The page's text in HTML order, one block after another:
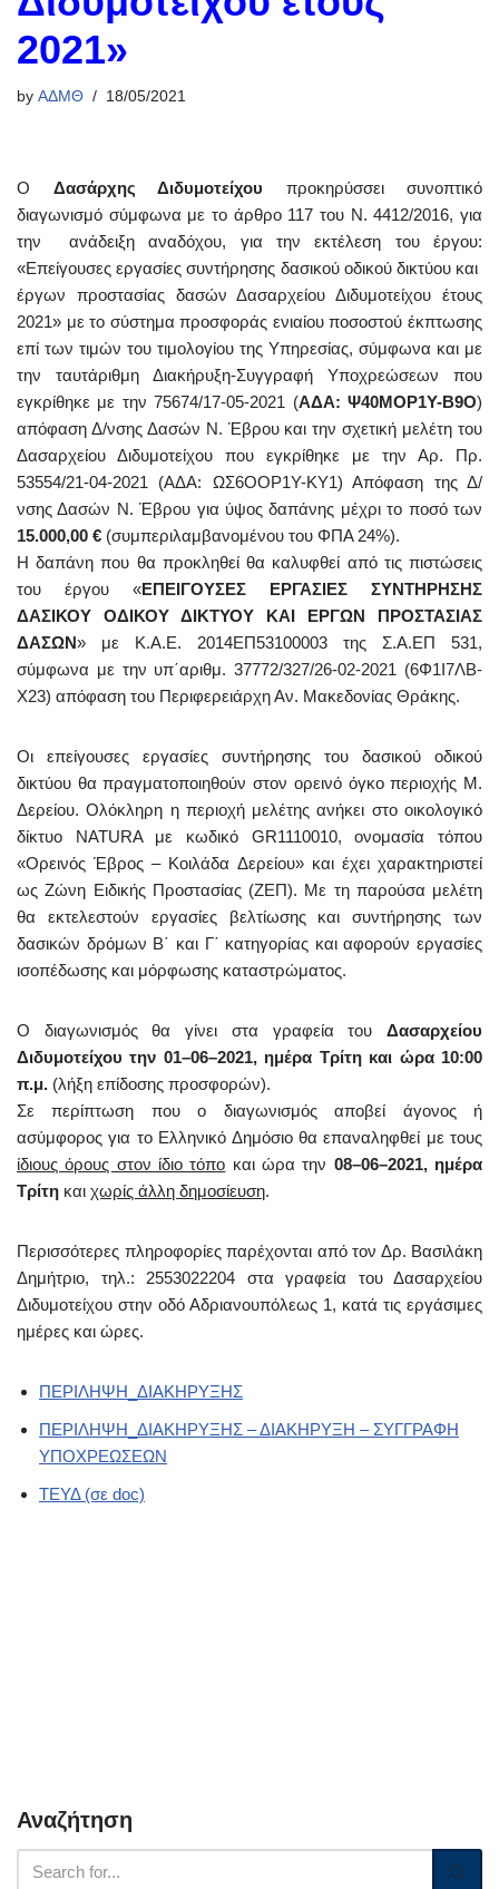
2021»
by ΑΔΜΘ 18/05/2021
Ο Δασάρχης Διδυμοτείχου προκηρύσσει συνοπτικό
διαγωνισμό σύμφωνα με το άρθρο 117 του Ν. 4412/2016, για
την ανάδειξη αναδόχου, για την εκτέλεση του έργου:
«Επείγουσες εργασίες συντήρησης δασικού οδικού δικτύου και
έργων προστασίας δασών Δασαρχείου Διδυμοτείχου έτους
2021» με το σύστημα προσφοράς ενιαίου ποσοστού έκπτωσης
επί των τιμών του τιμολογίου της Υπηρεσίας, σύμφωνα και με
την ταυτάριθμη Διακήρυξη-Συγγραφή Υποχρεώσεων που
εγκρίθηκε με την 75674/17-05-2021 (ΑΔΑ: Ψ40ΜΟΡ1Υ-Β9Ο)
απόφαση Δ/νσης Δασών Ν. Έβρου και την σχετική μελέτη του
Δασαρχείου Διδυμοτείχου που εγκρίθηκε με την Αρ. Πρ.
53554/21-04-2021 (ΑΔΑ: ΩΣ6ΟΟΡ1Υ-ΚΥ1) Απόφαση της Δ/
νσης Δασών Ν. Έβρου για ύψος δαπάνης μέχρι το ποσό των
15.000,00 € (συμπεριλαμβανομένου του ΦΠΑ 24%).
Η δαπάνη που θα προκληθεί θα καλυφθεί από τις πιστώσεις
του έργου «ΕΠΕΙΓΟΥΣΕΣ ΕΡΓΑΣΙΕΣ ΣΥΝΤΗΡΗΣΗΣ
ΔΑΣΙΚΟΥ ΟΔΙΚΟΥ ΔΙΚΤΥΟΥ ΚΑΙ ΕΡΓΩΝ ΠΡΟΣΤΑΣΙΑΣ
ΔΑΣΩΝ» με Κ.Α.Ε. 2014ΕΠ53100003 της Σ.Α.ΕΠ 531,
σύμφωνα με την υπ΄αριθμ. 37772/327/26-02-2021 (6Φ1Ι7ΛΒ-
Χ23) απόφαση του Περιφερειάρχη Αν. Μακεδονίας Θράκης.
Οι επείγουσες εργασίες συντήρησης του δασικού οδικού
δικτύου θα πραγματοποιηθούν στον ορεινό όγκο περιοχής Μ.
Δερείου. Ολόκληρη η περιοχή μελέτης ανήκει στο οικολογικό
δίκτυο NATURA με κωδικό GR1110010, ονομασία τόπου
«Ορεινός Έβρος – Κοιλάδα Δερείου» και έχει χαρακτηριστεί
ως Ζώνη Ειδικής Προστασίας (ΖΕΠ). Με τη παρούσα μελέτη
θα εκτελεστούν εργασίες βελτίωσης και συντήρησης των
δασικών δρόμων Β΄ και Γ΄ κατηγορίας και αφορούν εργασίες
ισοπέδωσης και μόρφωσης καταστρώματος.
Ο διαγωνισμός θα γίνει στα γραφεία του Δασαρχείου
Διδυμοτείχου την 01–06–2021, ημέρα Τρίτη και ώρα 10:00
π.μ. (λήξη επίδοσης προσφορών).
Σε περίπτωση που ο διαγωνισμός αποβεί άγονος ή
ασύμφορος για το Ελληνικό Δημόσιο θα επαναληφθεί με τους
ίδιους όρους στον ίδιο τόπο και ώρα την 08–06–2021, ημέρα
Τρίτη και χωρίς άλλη δημοσίευση.
Περισσότερες πληροφορίες παρέχονται από τον Δρ. Βασιλάκη
Δημήτριο, τηλ.: 2553022204 στα γραφεία του Δασαρχείου
Διδυμοτείχου στην οδό Αδριανουπόλεως 1, κατά τις εργάσιμες
ημέρες και ώρες.
ΠΕΡΙΛΗΨΗ_ΔΙΑΚΗΡΥΞΗΣ
ΠΕΡΙΛΗΨΗ_ΔΙΑΚΗΡΥΞΗΣ – ΔΙΑΚΗΡΥΞΗ – ΣΥΓΓΡΑΦΗ
ΥΠΟΧΡΕΩΣΕΩΝ
ΤΕΥΔ (σε doc)
Αναζήτηση